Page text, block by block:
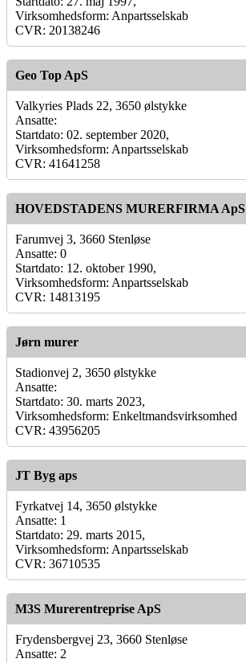
Virksomhedsform: Anpartsselskab
CVR: 20138246
Geo Top ApS
Valkyries Plads 22, 3650 ølstykke
Ansatte:
Startdato: 02. september 2020,
Virksomhedsform: Anpartsselskab
CVR: 41641258
HOVEDSTADENS MURERFIRMA ApS
Farumvej 3, 3660 Stenløse
Ansatte: 0
Startdato: 12. oktober 1990,
Virksomhedsform: Anpartsselskab
CVR: 14813195
Jørn murer
Stadionvej 2, 3650 ølstykke
Ansatte:
Startdato: 30. marts 2023,
Virksomhedsform: Enkeltmandsvirksomhed
CVR: 43956205
JT Byg aps
Fyrkatvej 14, 3650 ølstykke
Ansatte: 1
Startdato: 29. marts 2015,
Virksomhedsform: Anpartsselskab
CVR: 36710535
M3S Murerentreprise ApS
Frydensbergvej 23, 3660 Stenløse
Ansatte: 2